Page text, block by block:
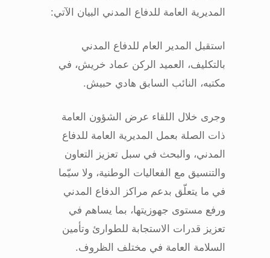
المديرية العامة للدفاع المدني البيان الآتي:
استقبل المدير العام للدفاع المدني
بالتكليف، العميد الركن عماد خريش، في
مكتبه، النائب السابق هادي حبيش.
وجرى خلال اللقاء عرض الشؤون العامة
ذات الصلة بعمل المديرية العامة للدفاع
المدني، والبحث في سبل تعزيز التعاون
والتنسيق مع الفعاليات الوطنية، ولا سيّما
في ما يتعلّق بدعم مراكز الدفاع المدني
ورفع مستوى جهوزيتها، بما يساهم في
تعزيز قدرات الاستجابة للطوارئ وتأمين
السلامة العامة في مختلف الظروف.